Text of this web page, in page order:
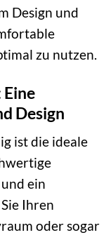
Design und
zu nutzen.
Design
ist die ideale
ein
Ihren
oder sogar